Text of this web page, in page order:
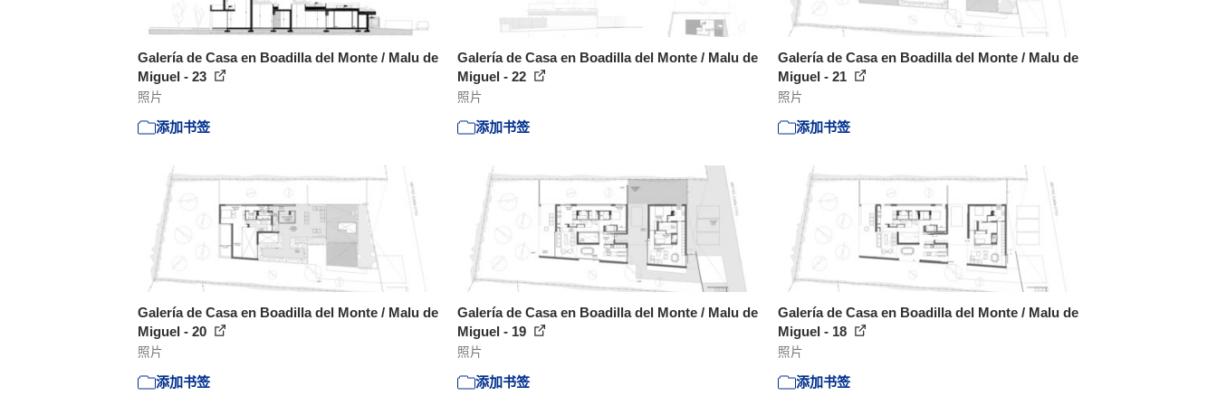
Galería de Casa en Boadilla del Monte / Malu de
Miguel - 23
照片
添加书签
Galería de Casa en Boadilla del Monte / Malu de
Miguel - 22
照片
添加书签
Galería de Casa en Boadilla del Monte / Malu de
Miguel - 21
照片
添加书签
Galería de Casa en Boadilla del Monte / Malu de
Miguel - 20
照片
添加书签
Galería de Casa en Boadilla del Monte / Malu de
Miguel - 19
照片
添加书签
Galería de Casa en Boadilla del Monte / Malu de
Miguel - 18
照片
添加书签